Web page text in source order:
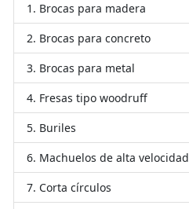
Brocas para madera
Brocas para concreto
Brocas para metal
Fresas tipo woodruff
Buriles
Machuelos de alta velocidad
Corta círculos